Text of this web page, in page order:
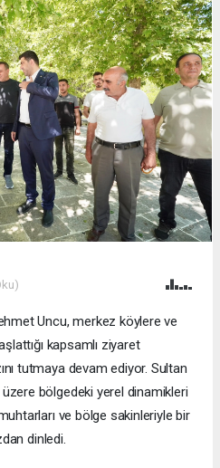
Uncu, merkez köylere ve
kapsamlı ziyaret
tutmaya devam ediyor. Sultan
bölgedeki yerel dinamikleri
ve bölge sakinleriyle bir
dinledi.